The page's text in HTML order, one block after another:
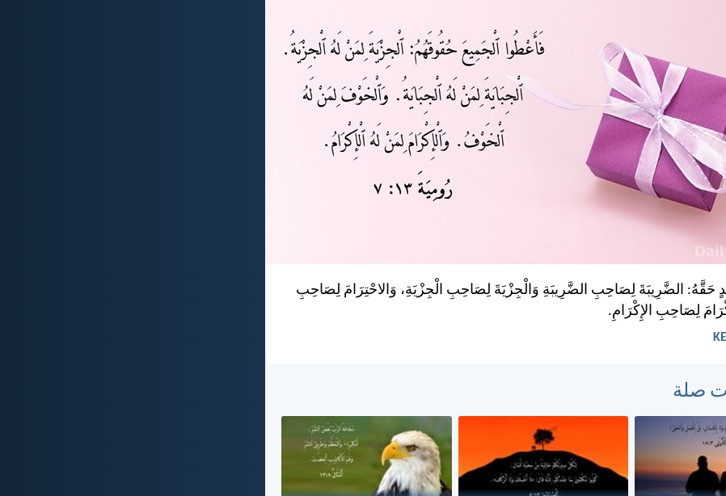
حَقَّهُ: الضَّرِيبَةَ لِصَاحِبِ الضَّرِيبَةِ وَالْجِزْيَةَ لِصَاحِبِ الْجِزْيَةِ، وَالاحْتِرَامَ لِصَاحِبِ
لِصَاحِبِ الإِكْرَامِ.
صلة